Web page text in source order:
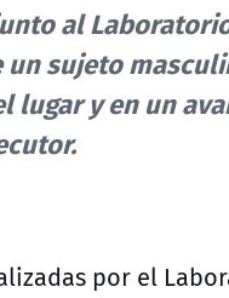
al
sujeto
y en un
por el